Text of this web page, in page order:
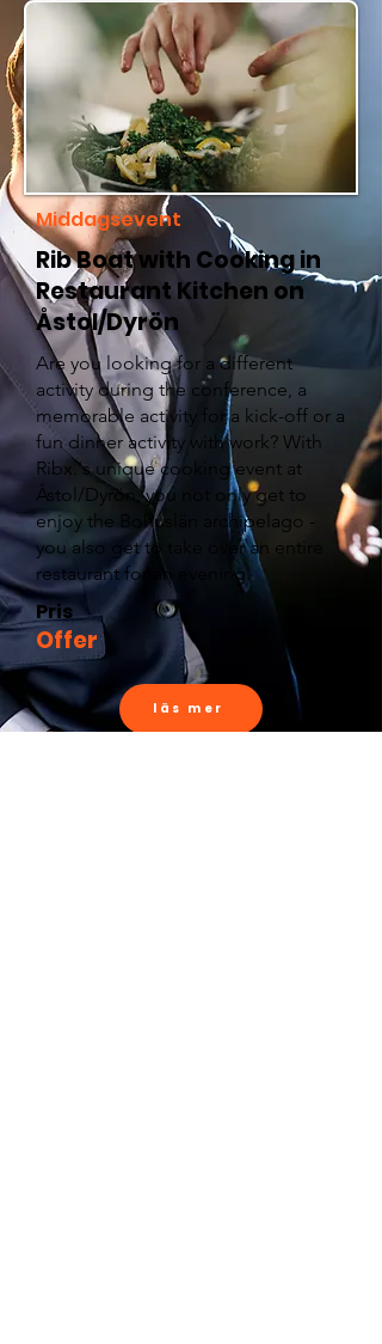
Middagsevent
Rib Boat with Cooking in
Restaurant Kitchen on
Åstol/Dyrön
Are you looking for a different
activity during the conference, a
memorable activity for a kick-off or a
fun dinner activity with work? With
Ribx.'s unique cooking event at
Åstol/Dyrön, you not only get to
enjoy the Bohuslän archipelago -
you also get to take over an entire
restaurant for an evening.
Pris
Offer
läs mer